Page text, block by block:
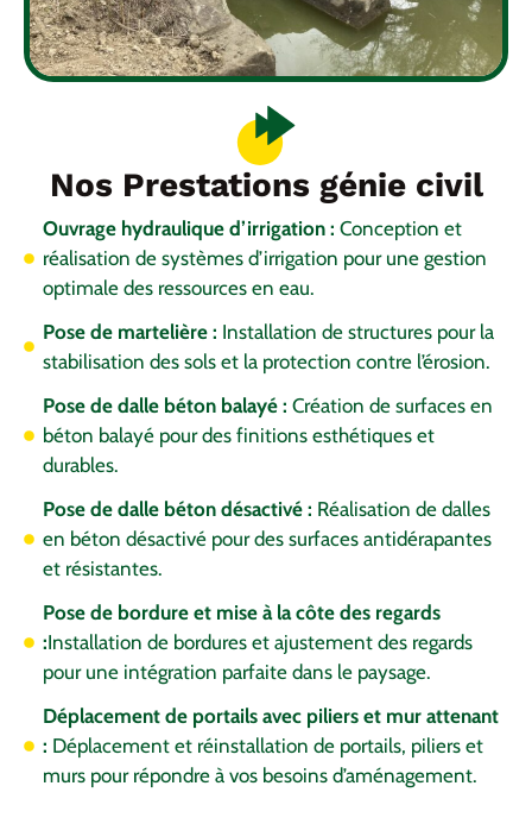
Nos Prestations génie civil
Ouvrage hydraulique d’irrigation :Conception et
réalisation de systèmes d’irrigation pour une gestion
optimale des ressources en eau.
Pose de martelière : Installation de structures pour la
stabilisation des sols et la protection contre l’érosion.
Pose de dalle béton balayé :Création de surfaces en
béton balayé pour des finitions esthétiques et
durables.
Pose de dalle béton désactivé : Réalisation de dalles
en béton désactivé pour des surfaces antidérapantes
et résistantes.
Pose de bordure et mise à la côte des regards
:Installation de bordures et ajustement des regards
pour une intégration parfaite dans le paysage.
Déplacement de portails avec piliers et mur attenant
: Déplacement et réinstallation de portails, piliers et
murs pour répondre à vos besoins d’aménagement.